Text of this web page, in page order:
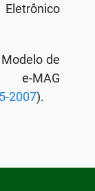
de
MAG
2007).